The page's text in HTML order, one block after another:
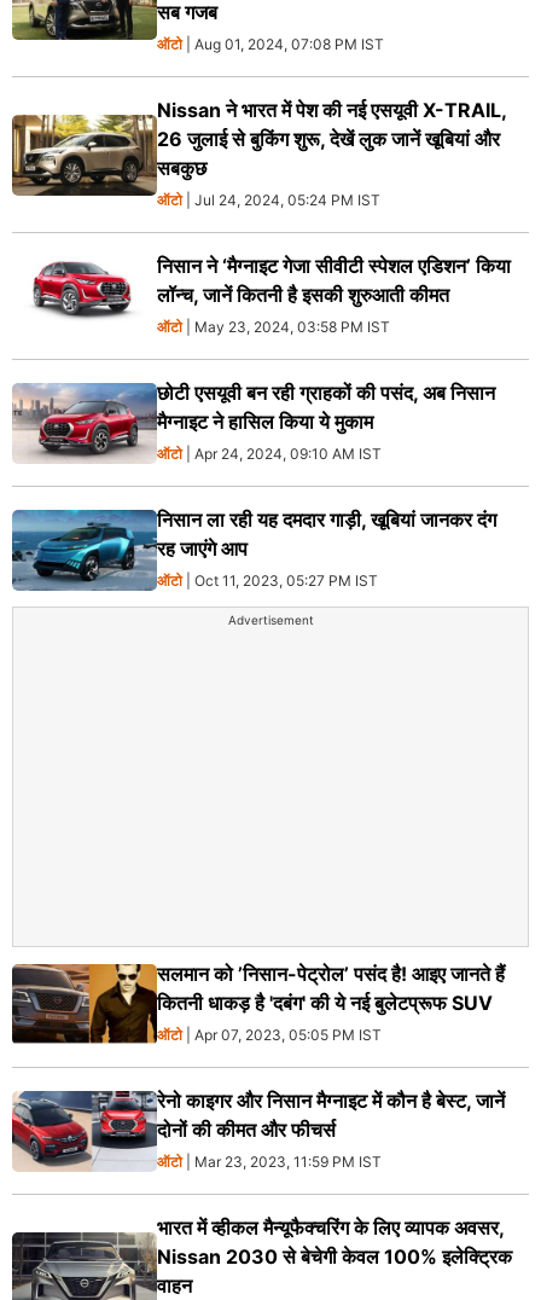
सब गजब
ऑटो| Aug 01, 2024, 07:08 PM IST
Nissan ने भारत में पेश की नई एसयूवी X-TRAIL,
26 जुलाई से बुकिंग शुरू, देखें लुक जानें खूबियां और
सबकुछ
ऑटो| Jul 24, 2024, 05:24 PM IST
निसान ने ‘मैग्नाइट गेजा सीवीटी स्पेशल एडिशन’ किया
लॉन्च, जानें कितनी है इसकी शुरुआती कीमत
ऑटो| May 23, 2024, 03:58 PM IST
छोटी एसयूवी बन रही ग्राहकों की पसंद, अब निसान
मैग्नाइट ने हासिल किया ये मुकाम
ऑटो| Apr 24, 2024, 09:10 AM IST
निसान ला रही यह दमदार गाड़ी, खूबियां जानकर दंग
रह जाएंगे आप
ऑटो| Oct 11, 2023, 05:27 PM IST
Advertisement
सलमान को ’निसान-पेट्रोल’ पसंद है! आइए जानते हैं
कितनी धाकड़ है 'दबंग' की ये नई बुलेटप्रूफ SUV
ऑटो| Apr 07, 2023, 05:05 PM IST
रेनो काइगर और निसान मैग्नाइट में कौन है बेस्ट, जानें
दोनों की कीमत और फीचर्स
ऑटो| Mar 23, 2023, 11:59 PM IST
भारत में व्‍हीकल मैन्‍यूफैक्‍चरिंग के लिए व्यापक अवसर,
Nissan 2030 से बेचेगी केवल 100% इलेक्ट्रिक
वाहन